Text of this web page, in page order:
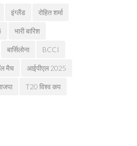
इंग्लैंड रोहित शर्मा
भारी बारिश
बार्सिलोना BCCI
मैच आईपीएल 2025
T20 विश्व कप